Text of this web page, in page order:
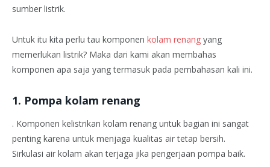
sumber listrik.
Untuk itu kita perlu tau komponen kolam renang yang
memerlukan listrik? Maka dari kami akan membahas
komponen apa saja yang termasuk pada pembahasan kali ini.
1. Pompa kolam renang
. Komponen kelistrikan kolam renang untuk bagian ini sangat
penting karena untuk menjaga kualitas air tetap bersih.
Sirkulasi air kolam akan terjaga jika pengerjaan pompa baik.